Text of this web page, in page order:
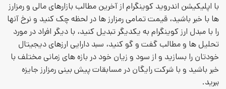
اپلیکیشن اندروید کوینگرام از آخرین مطالب بازارهای مالی و رمزارز
با خبر باشید، قیمت تمامی رمزارز ها در لحظه چک کنید و نرخ آنها
با مبدل ارز کوینگرام به یکدیگر تبدیل کنید، با دیگر افراد در مورد
ها و مطالب گفت و گو کنید، سبد دارایی ارزهای دیجیتال
را بسازید و از سود و زیان خود در بازه های زمانی مختلف با
باشید و با شرکت رایگان در مسابقات پیش بینی رمزارز جایزه